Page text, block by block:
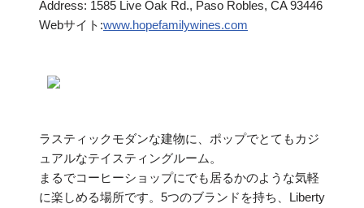
Address: 1585 Live Oak Rd., Paso Robles, CA 93446
Webサイト:www.hopefamilywines.com
ラスティックモダンな建物に、ポップでとてもカジ
ュアルなテイスティングルーム。
まるでコーヒーショップにでも居るかのような気軽
に楽しめる場所です。5つのブランドを持ち、Liberty